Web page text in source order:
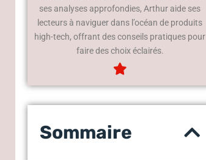
ses analyses approfondies, Arthur aide ses
lecteurs à naviguer dans l’océan de produits
high-tech, offrant des conseils pratiques pour
faire des choix éclairés.
Sommaire